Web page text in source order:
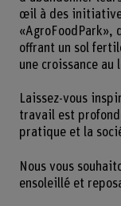
œil à des
«AgroFoodPark»,
offrant un sol
une croissance au
Laissez-vous
travail est
pratique et la
Nous vous
ensoleillé et